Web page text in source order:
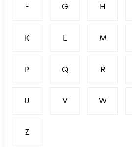
F G H
K L M
P Q R
U V W
Z